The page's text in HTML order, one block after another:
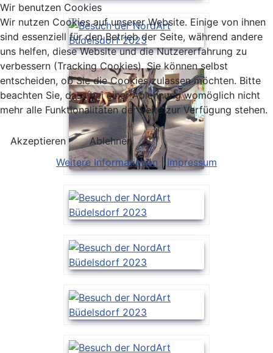
Wir benutzen Cookies
Wir nutzen Cookies auf unserer Website. Einige von ihnen
sind essenziell für den Betrieb der Seite, während andere
uns helfen, diese Website und die Nutzererfahrung zu
verbessern (Tracking Cookies). Sie können selbst
entscheiden, ob Sie die Cookies zulassen möchten. Bitte
beachten Sie, dass bei einer Ablehnung womöglich nicht
mehr alle Funktionalitäten der Seite zur Verfügung stehen.
Akzeptieren
Ablehnen
Weitere Informationen | Impressum